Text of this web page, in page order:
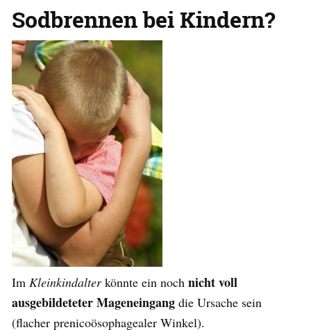
Sodbrennen bei Kindern?
Im Kleinkindalterkönnte ein noch nicht voll
ausgebildeteter Mageneingang die Ursache sein
(flacher prenicoösophagealer Winkel).